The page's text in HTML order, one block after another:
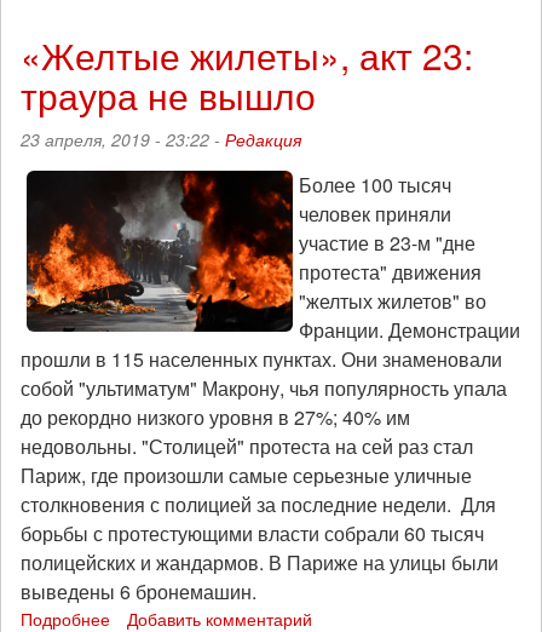
Хельсинки:
власти,
фашизма
капитализма!
«Желтые жилеты», акт 23:
траура не вышло
23 апреля, 2019 - 23:22 - Редакция
Более 100 тысяч
человек приняли
участие в 23-м "дне
протеста" движения
"желтых жилетов" во
Франции. Демонстрации
прошли в 115 населенных пунктах. Они знаменовали
собой "ультиматум" Макрону, чья популярность упала
до рекордно низкого уровня в 27%; 40% им
недовольны. "Столицей" протеста на сей раз стал
Париж, где произошли самые серьезные уличные
столкновения с полицией за последние недели. Для
борьбы с протестующими власти собрали 60 тысяч
полицейских и жандармов. В Париже на улицы были
выведены 6 бронемашин.
Подробнее Добавить комментарий